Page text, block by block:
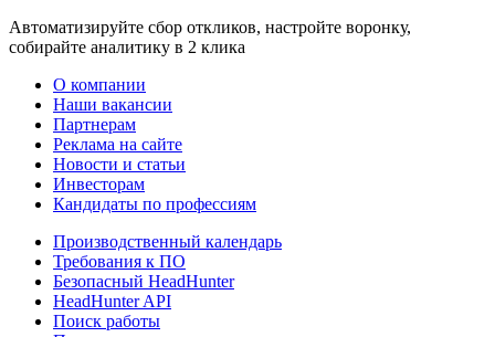
Автоматизируйте сбор откликов, настройте воронку,
собирайте аналитику в 2 клика
О компании
Наши вакансии
Партнерам
Реклама на сайте
Новости и статьи
Инвесторам
Кандидаты по профессиям
Производственный календарь
Требования к ПО
Безопасный HeadHunter
HeadHunter API
Поиск работы